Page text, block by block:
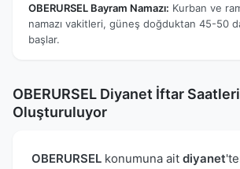
OBERURSEL Bayram Namazı: Kurban ve
namazı vakitleri, güneş doğduktan 45-50
başlar.
OBERURSEL Diyanet İftar Saatleri
Oluşturuluyor
OBERURSEL konumuna ait diyanet